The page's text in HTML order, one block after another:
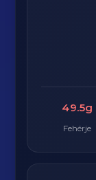
49.5g
Fehérje